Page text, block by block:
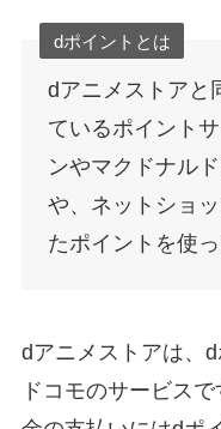
dポイントとは
dアニメストアと
ているポイント
ンやマクドナル
や、ネットショ
たポイントを使
dアニメストアは、
ドコモのサービス